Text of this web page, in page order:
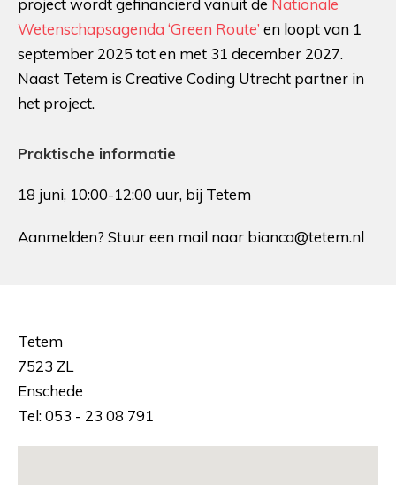
project wordt gefinancierd vanuit de Nationale
Wetenschapsagenda ‘Green Route’ en loopt van 1
september 2025 tot en met 31 december 2027.
Naast Tetem is Creative Coding Utrecht partner in
het project.
Praktische informatie
18 juni, 10:00-12:00 uur, bij Tetem
Aanmelden? Stuur een mail naar bianca@tetem.nl
Tetem
7523 ZL
Enschede
Tel: 053 - 23 08 791